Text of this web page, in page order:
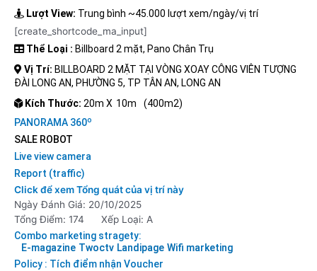
Lượt View: Trung bình ~45.000 lượt xem/ngày/vị trí
[create_shortcode_ma_input]
Thể Loại : Billboard 2 mặt, Pano Chân Trụ
Vị Trí: BILLBOARD 2 MẶT TẠI VÒNG XOAY CÔNG VIÊN TƯỢNG
ĐÀI LONG AN, PHƯỜNG 5, TP TÂN AN, LONG AN
Kích Thước: 20m X 10m
(400m2)
PANORAMA 360o
SALE ROBOT
Live view camera
Report (traffic)
Click để xem Tổng quát của vị trí này
Ngày Đánh Giá: 20/10/2025
Tổng Điểm: 174
Xếp Loại: A
Combo marketing stragety:
E-magazine Twoctv Landipage Wifi marketing
Policy : Tích điểm nhận Voucher